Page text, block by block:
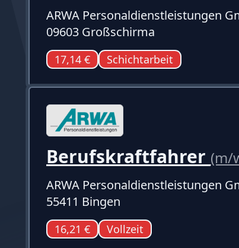
ARWA Personaldienstleistungen
09603 Großschirma
17,14 € Schichtarbeit
Berufskraftfahrer (m/
ARWA Personaldienstleistungen
55411 Bingen
16,21 € Vollzeit